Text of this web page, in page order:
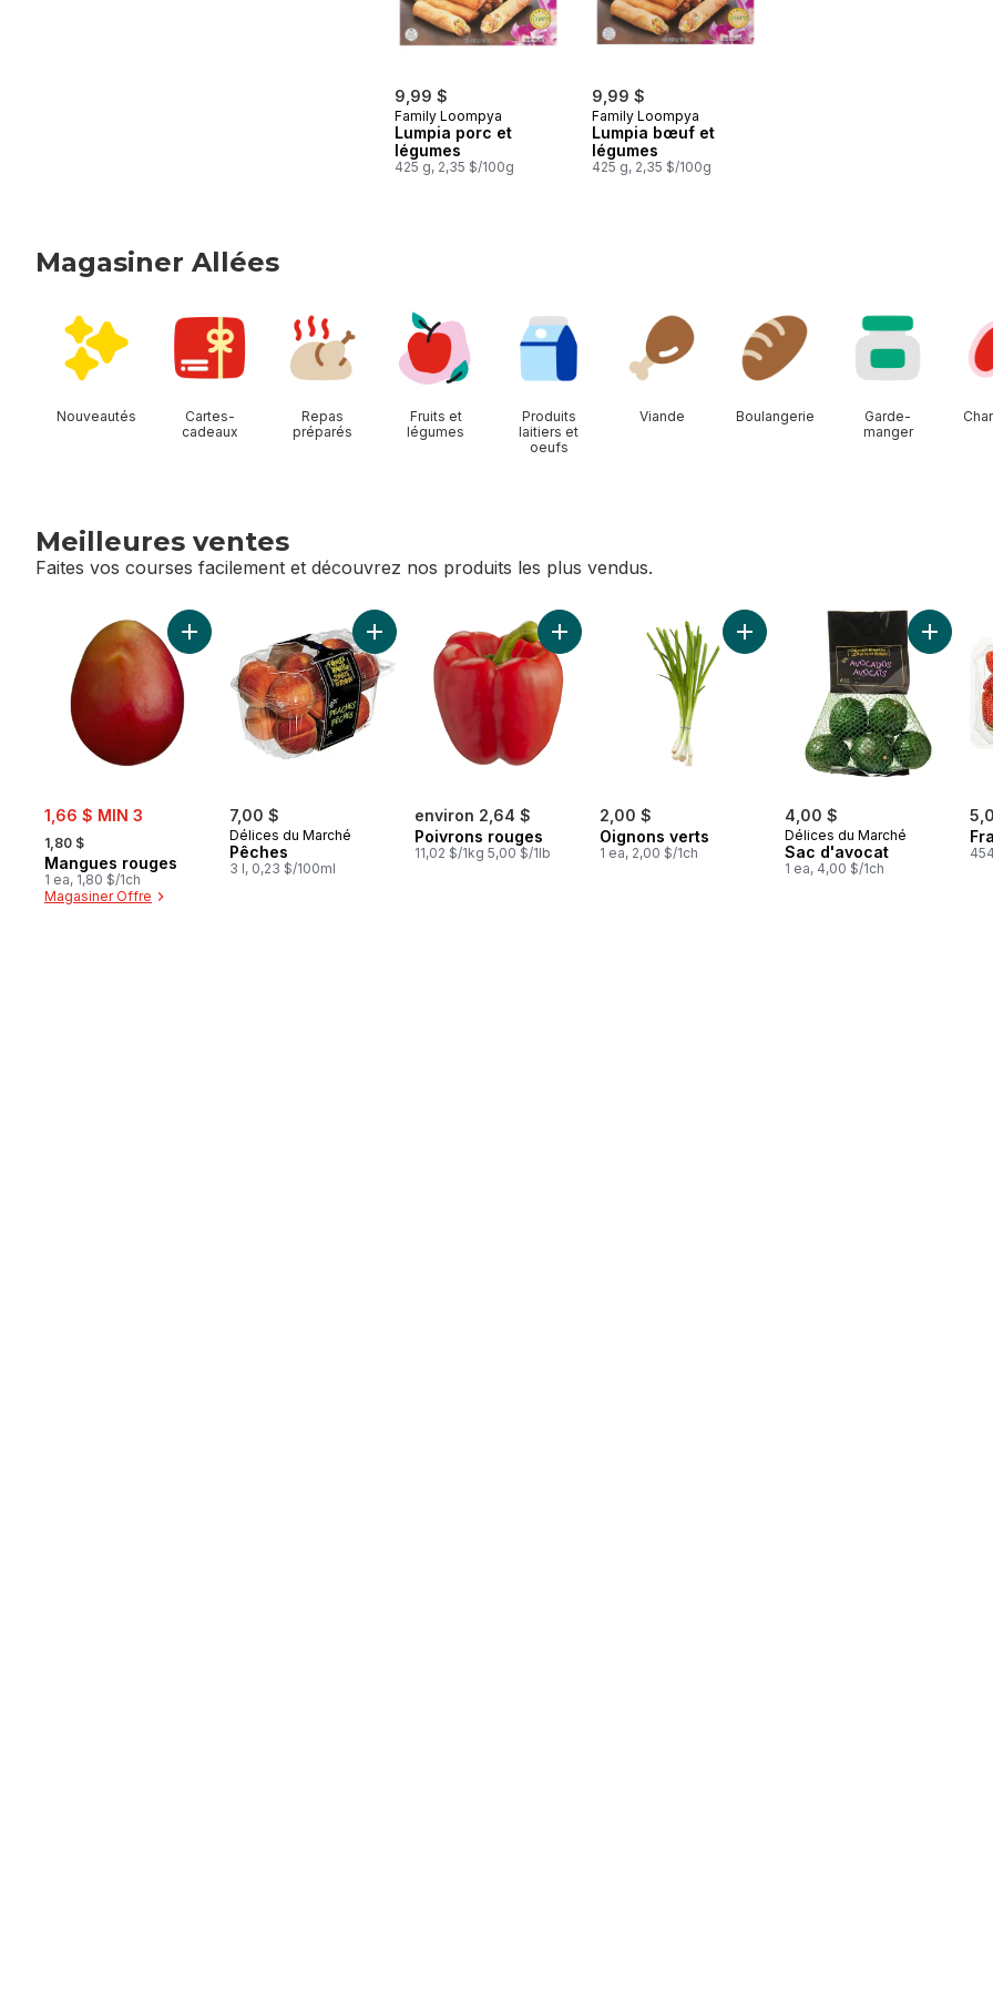
9,99 $
Family Loompya
Lumpia porc et
légumes
425 g, 2,35 $/100g
9,99 $
Family Loompya
Lumpia bœuf et
légumes
425 g, 2,35 $/100g
Magasiner Allées
Nouveautés
Cartes-
cadeaux
Repas
préparés
Fruits et
légumes
Produits
laitiers et
oeufs
Viande Boulangerie
Garde-
manger
Meilleures ventes
Faites vos courses facilement et découvrez nos produits les plus vendus.
sauter Meilleures ventes
sale:
1,66 $ MIN 3
, formerly:
1,80 $
Mangues rouges
1 ea, 1,80 $/1ch
Magasiner Offre
Ajouter Mangues rouges au panier
7,00 $
Délices du Marché
Pêches
3 l, 0,23 $/100ml
Ajouter Pêches au panier
environ 2,64 $
Poivrons rouges
11,02 $/1kg 5,00 $/1lb
Ajouter Poivrons rouges au panier
2,00 $
Oignons verts
1 ea, 2,00 $/1ch
Ajouter Oignons verts au panier
4,00 $
Délices du Marché
Sac d'avocat
1 ea, 4,00 $/1ch
Ajouter